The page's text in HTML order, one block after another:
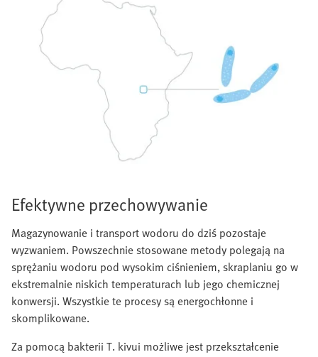
Efektywne przechowywanie
Magazynowanie i transport wodoru do dziś pozostaje
wyzwaniem. Powszechnie stosowane metody polegają na
sprężaniu wodoru pod wysokim ciśnieniem, skraplaniu go w
ekstremalnie niskich temperaturach lub jego chemicznej
konwersji. Wszystkie te procesy są energochłonne i
skomplikowane.
Za pomocą bakterii T. kivui możliwe jest przekształcenie